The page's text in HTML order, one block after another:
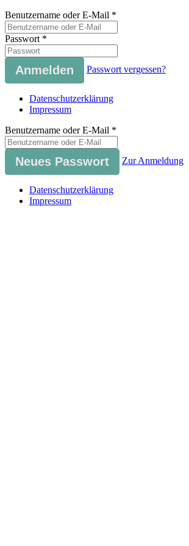
Benutzername oder E-Mail *
Passwort *
Passwort vergessen?
Datenschutzerklärung
Impressum
Benutzername oder E-Mail *
Zur Anmeldung
Datenschutzerklärung
Impressum